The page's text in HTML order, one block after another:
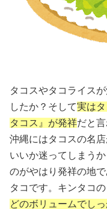
タコスやタコライス
したか？そして実は
タコス』が発祥だと
沖縄にはタコスの名
いいか迷ってしまう
のがやはり発祥の地
タコです。キンタコ
どのボリュームでし